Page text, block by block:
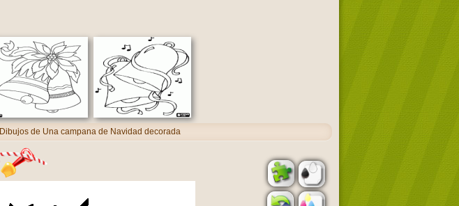
Dibujos de Una campana de Navidad decorada